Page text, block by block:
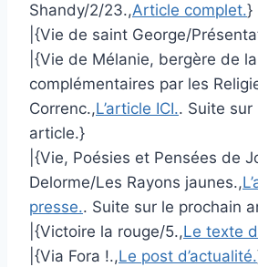
Shandy/2/23.,Article complet.}
|{Vie de saint George/
|{Vie de Mélanie, bergère de
complémentaires par les
Correnc.,L’article ICI.. Suite sur
article.}
|{Vie, Poésies et Pensées de
Delorme/Les Rayons jaunes.,
presse.. Suite sur le prochain
|{Victoire la rouge/5.,Le texte
|{Via Fora !.,Le post d’actualité.